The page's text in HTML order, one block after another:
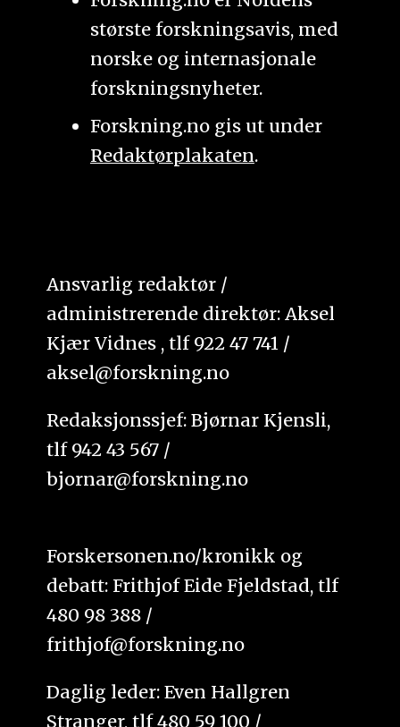
største forskningsavis, med
norske og internasjonale
forskningsnyheter.
Forskning.no gis ut under
Redaktørplakaten.
Ansvarlig redaktør /
administrerende direktør: Aksel
Kjær Vidnes , tlf 922 47 741 /
aksel@forskning.no
Redaksjonssjef: Bjørnar Kjensli,
tlf 942 43 567 /
bjornar@forskning.no
Forskersonen.no/kronikk og
debatt: Frithjof Eide Fjeldstad, tlf
480 98 388 /
frithjof@forskning.no
Daglig leder: Even Hallgren
Stranger, tlf 480 59 100 /